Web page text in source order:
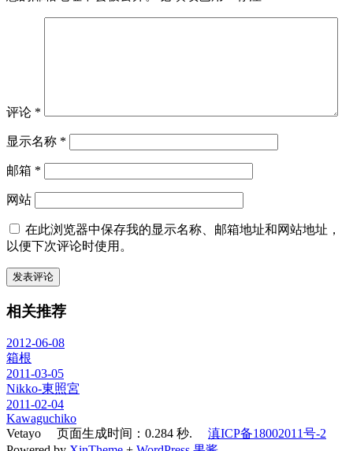
评论 *
显示名称 *
邮箱 *
网站
在此浏览器中保存我的显示名称、邮箱地址和网站地址，
以便下次评论时使用。
相关推荐
2012-06-08
箱根
2011-03-05
Nikko-東照宮
2011-02-04
Kawaguchiko
Vetayo 页面生成时间：0.284 秒. 滇ICP备18002011号-2